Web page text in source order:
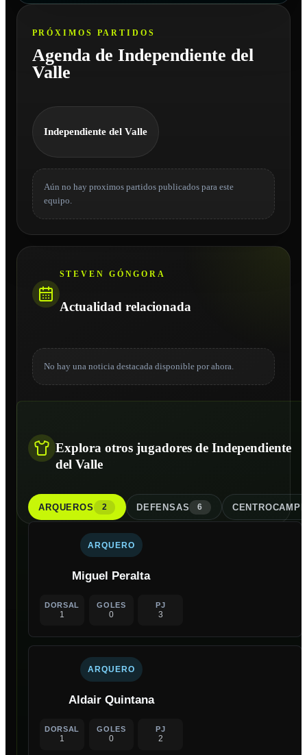
PRÓXIMOS PARTIDOS
Agenda de Independiente del
Valle
Independiente del Valle
Aún no hay proximos partidos publicados para este
equipo.
STEVEN GÓNGORA
Actualidad relacionada
No hay una noticia destacada disponible por ahora.
Explora otros jugadores de Independiente
del Valle
ARQUEROS 2 DEFENSAS 6
ARQUERO
Miguel Peralta
DORSAL
1
GOLES
0
PJ
3
ARQUERO
Aldair Quintana
DORSAL
1
GOLES
0
PJ
2